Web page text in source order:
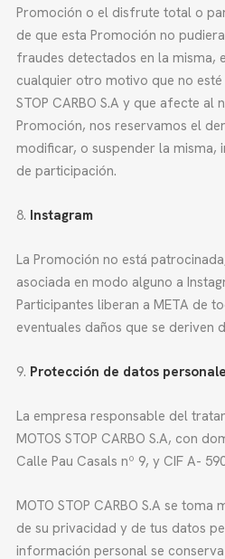
Promoción o el disfrute total o
de que esta Promoción no
fraudes detectados en la misma,
cualquier otro motivo que no
STOP CARBO S.A y que afecte
Promoción, nos reservamos el
modificar, o suspender la misma,
de participación.
Instagram
La Promoción no está
asociada en modo alguno a
Participantes liberan a META de
eventuales daños que se deriven
Protección de datos
La empresa responsable del
MOTOS STOP CARBO S.A, con
Calle Pau Casals nº 9, y CIF A-
MOTO STOP CARBO S.A se
de su privacidad y de tus datos
información personal se